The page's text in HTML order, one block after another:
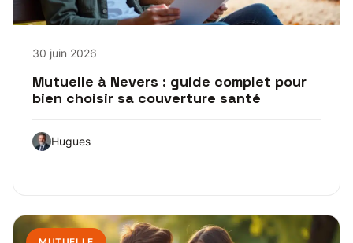
30 juin 2026
Mutuelle à Nevers : guide complet pour
bien choisir sa couverture santé
Hugues